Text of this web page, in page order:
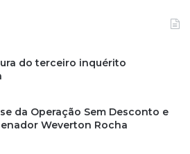
do terceiro inquérito
da Operação Sem Desconto e
Weverton Rocha